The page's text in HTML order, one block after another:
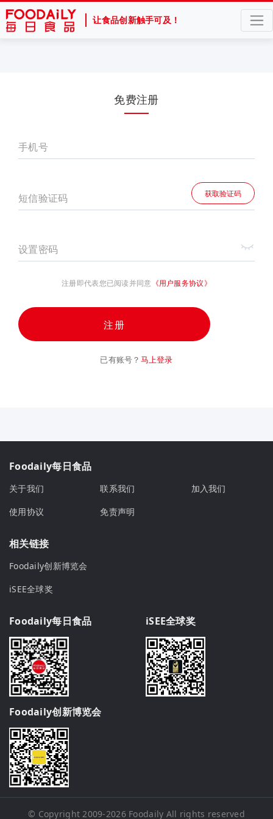
让食品创新触手可及！
免费注册
手机号
短信验证码 获取验证码
设置密码
注册即代表您已阅读并同意 《用户服务协议》
注册
已有账号？ 马上登录
Foodaily每日食品
关于我们 联系我们
加入我们
使用协议
免责声明
相关链接
Foodaily创新博览会
iSEE全球奖
Foodaily每日食品 iSEE全球奖
Foodaily创新博览会
© Copyright 2009-2026 Foodaily All rights reserved